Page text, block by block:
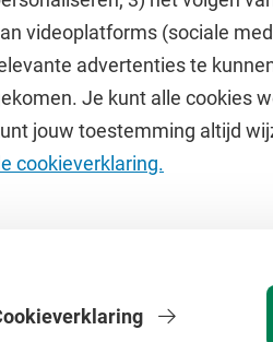
videoplatforms (sociale
advertenties te
Je kunt alle cookies
jouw toestemming altijd
cookieverklaring.